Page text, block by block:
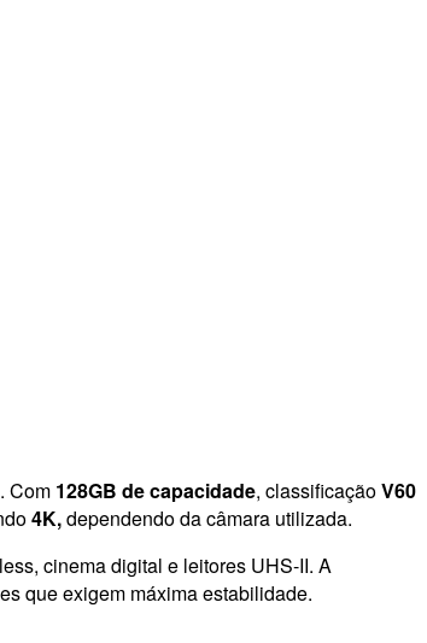
Com 128GB de capacidade, classificaçãoV60
4K,dependendo da câmara utilizada.
cinema digital e leitores UHS-II. A
que exigem máxima estabilidade.